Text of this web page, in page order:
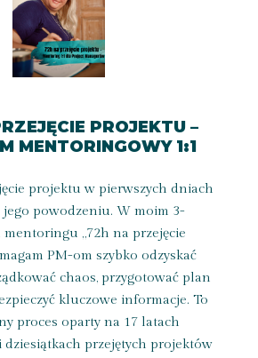
PROJEKTU –
MENTORINGOWY 1:1
projektu w pierwszych dniach
jego powodzeniu. W moim 3-
„72h na przejęcie
PM-om szybko odzyskać
chaos, przygotować plan
kluczowe informacje. To
proces oparty na 17 latach
dziesiątkach przejętych projektów